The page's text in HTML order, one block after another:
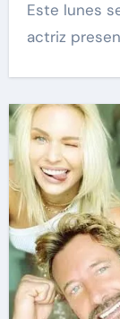
Este lunes se dio a conocer que la salud de la
actriz